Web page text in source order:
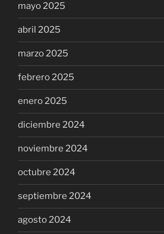
mayo 2025
abril 2025
marzo 2025
febrero 2025
enero 2025
diciembre 2024
noviembre 2024
octubre 2024
septiembre 2024
agosto 2024